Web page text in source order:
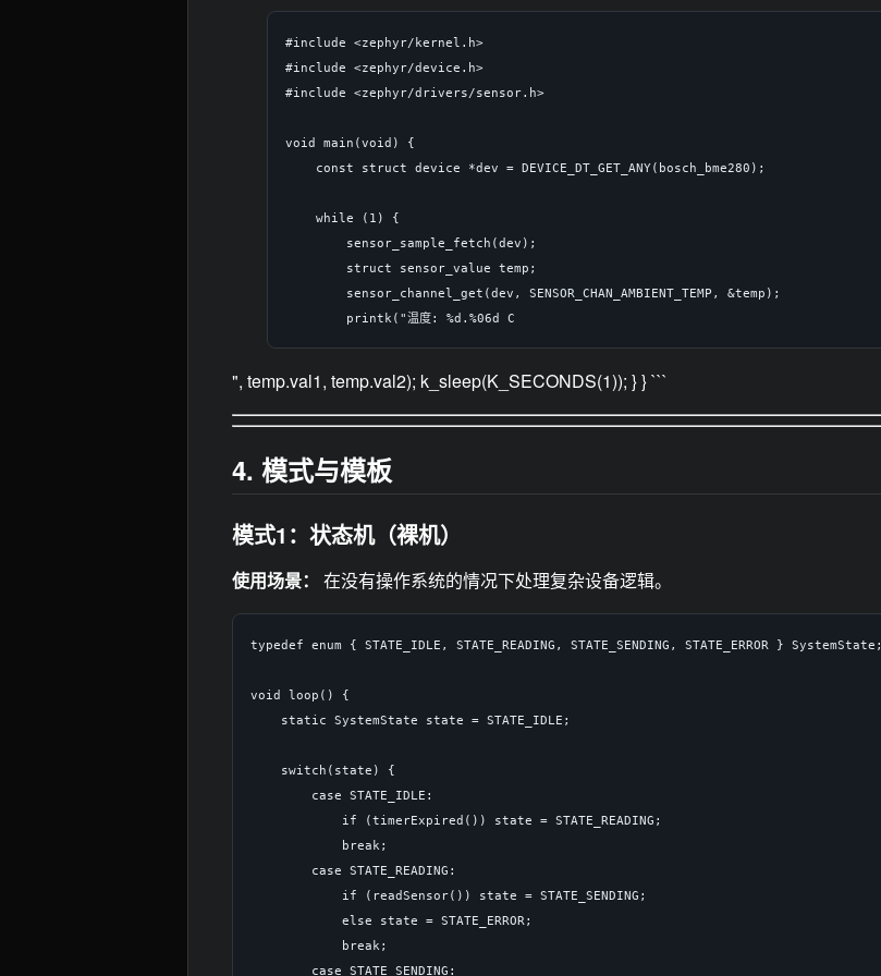
#include <zephyr/kernel.h>
#include <zephyr/device.h>
#include <zephyr/drivers/sensor.h>
void main(void) {
    const struct device *dev = DEVICE_DT_GET_ANY(bosch_bme280);
    while (1) {
        sensor_sample_fetch(dev);
        struct sensor_value temp;
        sensor_channel_get(dev, SENSOR_CHAN_AMBIENT_TEMP, &temp);
", temp.val1, temp.val2); k_sleep(K_SECONDS(1)); } } ```
4. 模式与模板
模式1：状态机（裸机）
使用场景： 在没有操作系统的情况下处理复杂设备逻辑。
typedef enum { STATE_IDLE, STATE_READING, STATE_SENDING, STATE_ERROR } SystemState;
void loop() {
    static SystemState state = STATE_IDLE;
    switch(state) {
        case STATE_IDLE:
            if (timerExpired()) state = STATE_READING;
            break;
        case STATE_READING:
            if (readSensor()) state = STATE_SENDING;
            else state = STATE_ERROR;
            break;
        case STATE_SENDING: